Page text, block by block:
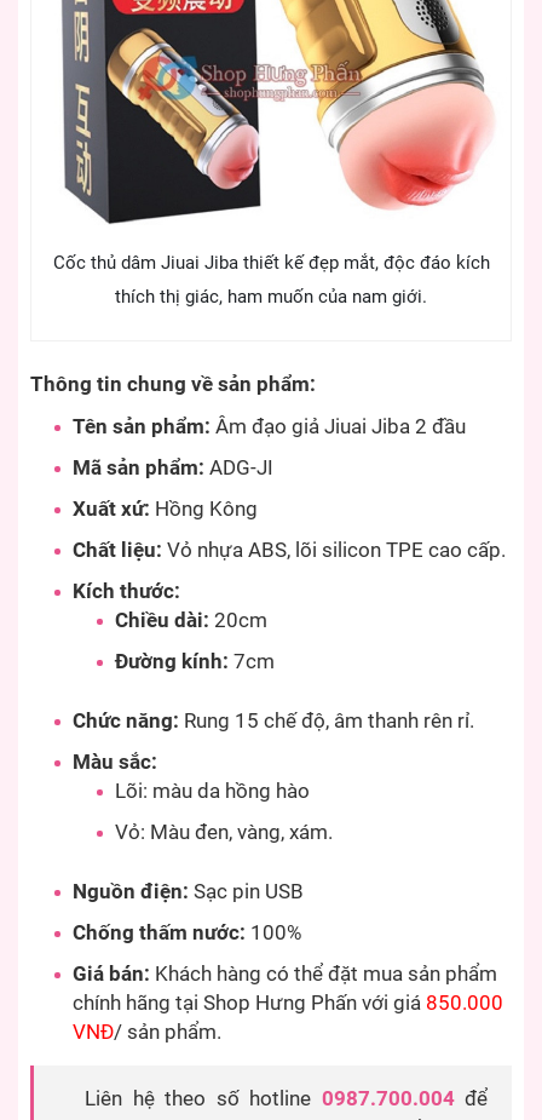
Cốc thủ dâm Jiuai Jiba thiết kế đẹp mắt, độc đáo kích
thích thị giác, ham muốn của nam giới.
Thông tin chung về sản phẩm:
Tên sản phẩm: Âm đạo giả Jiuai Jiba 2 đầu
Mã sản phẩm: ADG-JI
Xuất xứ: Hồng Kông
Chất liệu: Vỏ nhựa ABS, lõi silicon TPE cao cấp.
Kích thước:
Chiều dài: 20cm
Đường kính: 7cm
Chức năng: Rung 15 chế độ, âm thanh rên rỉ.
Màu sắc:
Lõi: màu da hồng hào
Vỏ: Màu đen, vàng, xám.
Nguồn điện: Sạc pin USB
Chống thấm nước: 100%
Giá bán: Khách hàng có thể đặt mua sản phẩm
chính hãng tại Shop Hưng Phấn với giá 850.000
VNĐ/ sản phẩm.
Liên hệ theo số hotline 0987.700.004để